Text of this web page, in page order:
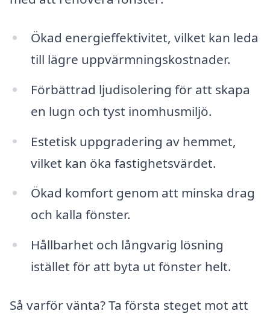
Ökad energieffektivitet, vilket kan leda
till lägre uppvärmningskostnader.
Förbättrad ljudisolering för att skapa
en lugn och tyst inomhusmiljö.
Estetisk uppgradering av hemmet,
vilket kan öka fastighetsvärdet.
Ökad komfort genom att minska drag
och kalla fönster.
Hållbarhet och långvarig lösning
istället för att byta ut fönster helt.
Så varför vänta? Ta första steget mot att